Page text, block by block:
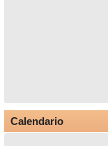
Calendario